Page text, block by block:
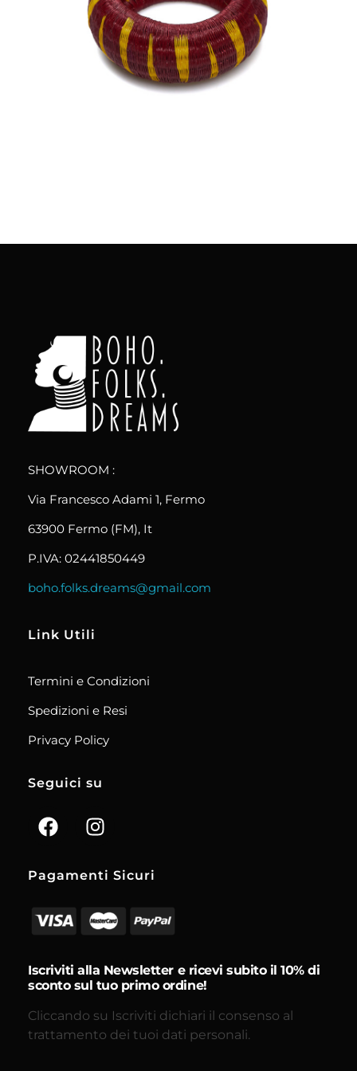
€45.00
SHOWROOM :
Via Francesco Adami 1, Fermo
63900 Fermo (FM), It
P.IVA: 02441850449
boho.folks.dreams@gmail.com
Link Utili
Termini e Condizioni
Spedizioni e Resi
Privacy Policy
Seguici su
Pagamenti Sicuri
Iscriviti alla Newsletter e ricevi subito il 10% di
sconto sul tuo primo ordine!
Cliccando su Iscriviti dichiari il consenso al
trattamento dei tuoi dati personali.